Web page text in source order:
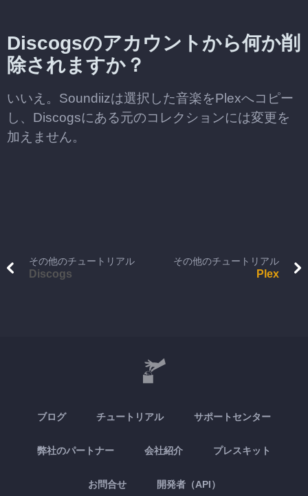
Discogsのアカウントから何か削
除されますか？
いいえ。Soundiizは選択した音楽をPlexへコピー
し、Discogsにある元のコレクションには変更を
加えません。
その他のチュートリアル
Discogs
その他のチュートリアル
Plex
ブログ チュートリアル サポートセンター
弊社のパートナー 会社紹介 プレスキット
お問合せ 開発者（API）